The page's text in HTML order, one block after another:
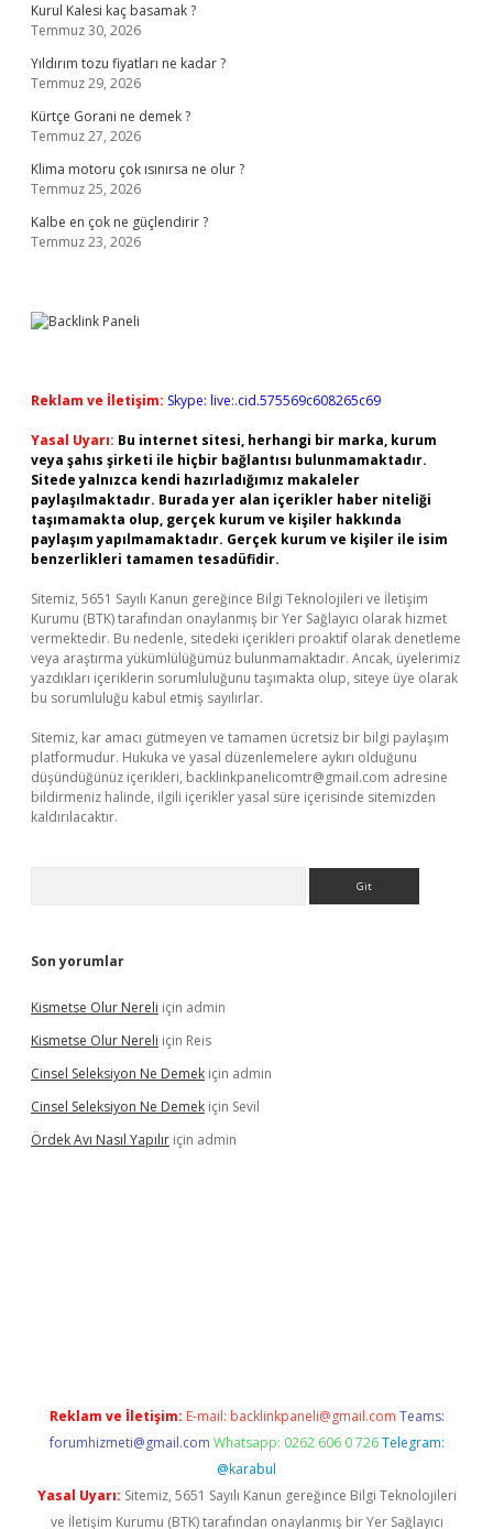
Kurul Kalesi kaç basamak ?
Temmuz 30, 2026
Yıldırım tozu fiyatları ne kadar ?
Temmuz 29, 2026
Kürtçe Gorani ne demek ?
Temmuz 27, 2026
Klima motoru çok ısınırsa ne olur ?
Temmuz 25, 2026
Kalbe en çok ne güçlendirir ?
Temmuz 23, 2026
Reklam ve İletişim: Skype: live:.cid.575569c608265c69
Yasal Uyarı: Bu internet sitesi, herhangi bir marka, kurum
veya şahıs şirketi ile hiçbir bağlantısı bulunmamaktadır.
Sitede yalnızca kendi hazırladığımız makaleler
paylaşılmaktadır. Burada yer alan içerikler haber niteliği
taşımamakta olup, gerçek kurum ve kişiler hakkında
paylaşım yapılmamaktadır. Gerçek kurum ve kişiler ile isim
benzerlikleri tamamen tesadüfidir.
Sitemiz, 5651 Sayılı Kanun gereğince Bilgi Teknolojileri ve İletişim
Kurumu (BTK) tarafından onaylanmış bir Yer Sağlayıcı olarak hizmet
vermektedir. Bu nedenle, sitedeki içerikleri proaktif olarak denetleme
veya araştırma yükümlülüğümüz bulunmamaktadır. Ancak, üyelerimiz
yazdıkları içeriklerin sorumluluğunu taşımakta olup, siteye üye olarak
bu sorumluluğu kabul etmiş sayılırlar.
Sitemiz, kar amacı gütmeyen ve tamamen ücretsiz bir bilgi paylaşım
platformudur. Hukuka ve yasal düzenlemelere aykırı olduğunu
düşündüğünüz içerikleri, backlinkpanelicomtr@gmail.com adresine
bildirmeniz halinde, ilgili içerikler yasal süre içerisinde sitemizden
kaldırılacaktır.
Son yorumlar
Kismetse Olur Nereli için admin
Kismetse Olur Nereli için Reis
Cinsel Seleksiyon Ne Demek için admin
Cinsel Seleksiyon Ne Demek için Sevil
Ördek Avı Nasıl Yapılır için admin
Reklam ve İletişim: E-mail: backlinkpaneli@gmail.com Teams:
forumhizmeti@gmail.com Whatsapp: 0262 606 0 726 Telegram:
@karabul
Yasal Uyarı: Sitemiz, 5651 Sayılı Kanun gereğince Bilgi Teknolojileri
ve İletişim Kurumu (BTK) tarafından onaylanmış bir Yer Sağlayıcı